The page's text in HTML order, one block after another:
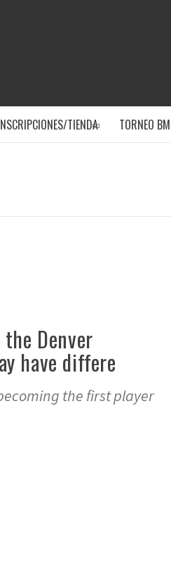
TIENDA TORNEO
Denver
have differe
the first player